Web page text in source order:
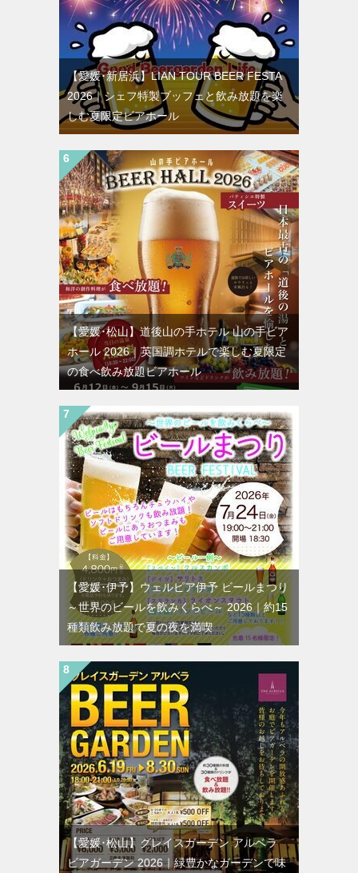
【愛媛･新居浜】LIAN TOUR BEER FESTA
2026｜シェフ特製ブッフェと飲み放題を楽
しむ夏限定ビアホール
【愛媛･松山】道後山の手ホテル 山の手ビア
ホール 2026｜英国調ホテルで楽しむ夏限定
の食べ飲み放題ビアホール
【愛媛･伊予】ウェルピア伊予 ビールまつり
～世界のビールを飲みくらべ～ 2026｜約15
種類飲み放題で夏の夜を満喫
【愛媛･松山】グレイスガーデン アルベラ
ビアガーデン 2026｜緑豊かなガーデンで味